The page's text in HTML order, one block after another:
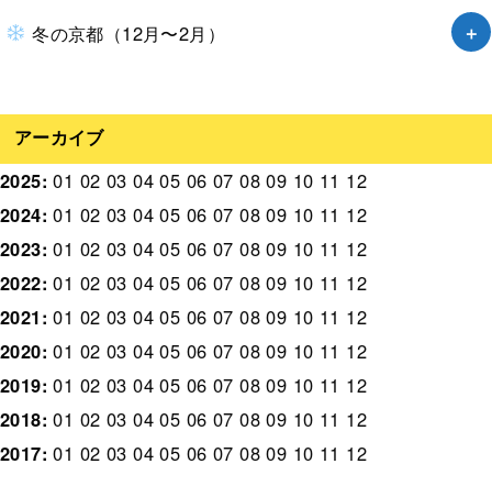
冬の京都（12月〜2月）
アーカイブ
2025:01 02 03 04 05 06 07 08 09 10 11 12
2024:01 02 03 04 05 06 07 08 09 10 11 12
2023:01 02 03 04 05 06 07 08 09 10 11 12
2022:01 02 03 04 05 06 07 08 09 10 11 12
2021:01 02 03 04 05 06 07 08 09 10 11 12
2020:01 02 03 04 05 06 07 08 09 10 11 12
2019:01 02 03 04 05 06 07 08 09 10 11 12
2018:01 02 03 04 05 06 07 08 09 10 11 12
2017:01 02 03 04 05 06 07 08 09 10 11 12